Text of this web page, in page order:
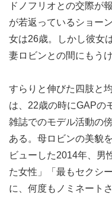
ドノフリオとの交際が
が若返っているショー
女は26歳。しかし彼女
妻ロビンとの間にもう
すらりと伸びた四肢と
は、22歳の時にGAPの
雑誌でのモデル活動の
ある。母ロビンの美貌
ビューした2014年、男
た女性」「最もセクシ
に、何度もノミネート